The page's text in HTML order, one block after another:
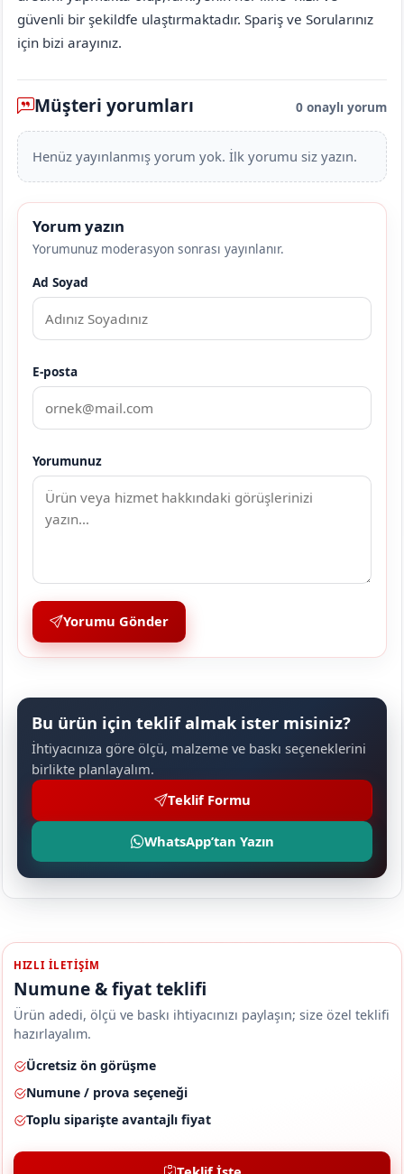
güvenli bir şekildfe ulaştırmaktadır. Spariş ve Sorularınız
için bizi arayınız.
Müşteri yorumları 0 onaylı yorum
Henüz yayınlanmış yorum yok. İlk yorumu siz yazın.
Yorum yazın
Yorumunuz moderasyon sonrası yayınlanır.
Ad Soyad
E-posta
Yorumunuz
Yorumu Gönder
Bu ürün için teklif almak ister misiniz?
İhtiyacınıza göre ölçü, malzeme ve baskı seçeneklerini
birlikte planlayalım.
Teklif Formu
WhatsApp’tan Yazın
HIZLI ILETIŞIM
Numune & fiyat teklifi
Ürün adedi, ölçü ve baskı ihtiyacınızı paylaşın; size özel teklifi
hazırlayalım.
Ücretsiz ön görüşme
Numune / prova seçeneği
Toplu siparişte avantajlı fiyat